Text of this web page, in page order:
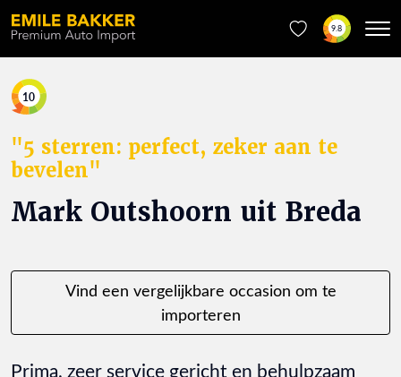
9.8
10
"5 sterren: perfect, zeker aan te
bevelen"
Mark Outshoorn uit Breda
Vind een vergelijkbare occasion om te
importeren
Prima, zeer service gericht en behulpzaam